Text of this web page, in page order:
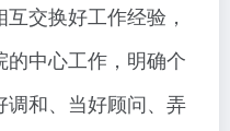
交换好工作经验，
中心工作，明确个
调和、当好顾问、弄